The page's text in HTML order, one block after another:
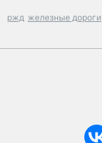
ржд железные дороги